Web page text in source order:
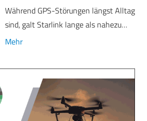
Während GPS-Störungen längst Alltag
sind, galt Starlink lange als nahezu…
Mehr